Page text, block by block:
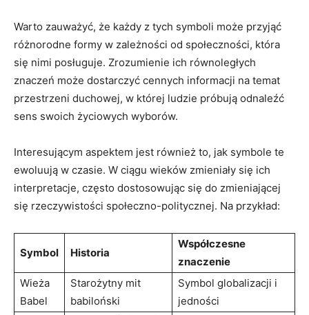
Warto zauważyć, że każdy z tych symboli może przyjąć⁢
różnorodne formy w zależności od społeczności, która
się nimi posługuje.​ Zrozumienie ich równoległych
znaczeń może ​dostarczyć cennych informacji na temat
przestrzeni duchowej, w⁣ której‍ ludzie próbują ⁣odnaleźć
sens swoich życiowych wyborów.
Interesującym aspektem jest również to, ⁣jak symbole te
ewoluują w czasie. W ciągu wieków zmieniały się⁤ ich
interpretacje, często dostosowując się do zmieniającej
się rzeczywistości społeczno-politycznej. Na przykład:
Symbol Historia
Współczesne
znaczenie
Wieża
Babel
Starożytny mit‌
babiloński
Symbol ‌globalizacji i
jedności